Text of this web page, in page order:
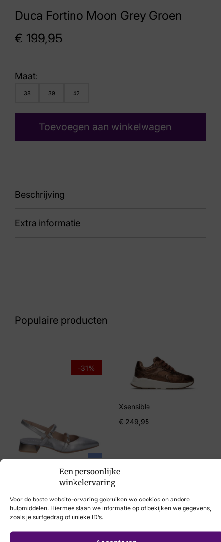
Een persoonlijke
winkelervaring
Voor de beste website-ervaring gebruiken we cookies en andere
hulpmiddelen. Hiermee slaan we informatie op of bekijken we gegevens,
zoals je surfgedrag of unieke ID’s.
Duca Fortino Moon Grey Groen
€ 199,95
Maat:
38 39 42
Toevoegen aan winkelwagen
Beschrijving
91 Fortino Moon Grey
Extra informatie
Fortino Moon Grey
Populaire producten
-31%
89,95
Xsensible
€ 249,95